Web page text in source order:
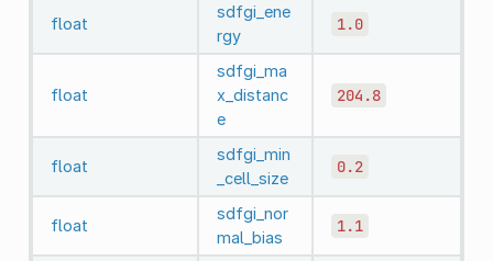
float
sdfgi_ene
rgy
1.0
float
sdfgi_ma
x_distanc
e
204.8
float
sdfgi_min
_cell_size
0.2
float
sdfgi_nor
mal_bias
1.1